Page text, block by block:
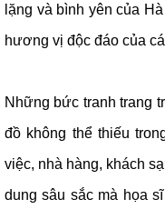
lặng và bình yên của
hương vị độc đáo của
Những bức tranh trang
đồ không thể thiếu
việc, nhà hàng, khách
dung sâu sắc mà họa